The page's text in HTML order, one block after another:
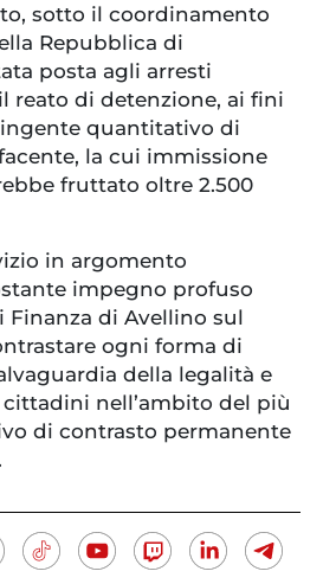
sotto il coordinamento
Repubblica di
posta agli arresti
reato di detenzione, ai fini
quantitativo di
la cui immissione
fruttato oltre 2.500
in argomento
impegno profuso
Finanza di Avellino sul
ogni forma di
della legalità e
nell’ambito del più
di contrasto permanente